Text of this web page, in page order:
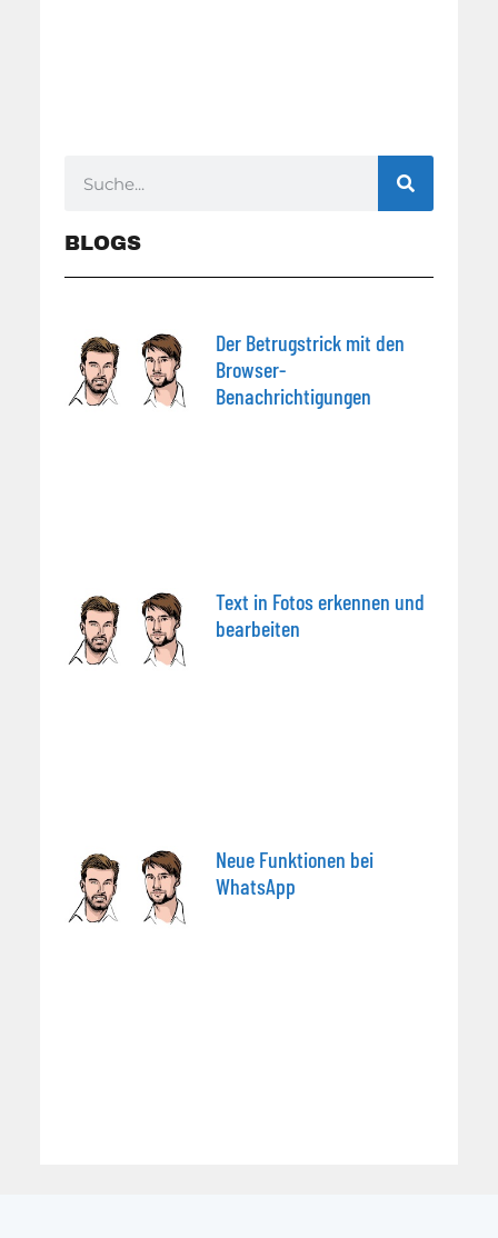
BLOGS
Der Betrugstrick mit den
Browser-
Benachrichtigungen
Text in Fotos erkennen und
bearbeiten
Neue Funktionen bei
WhatsApp